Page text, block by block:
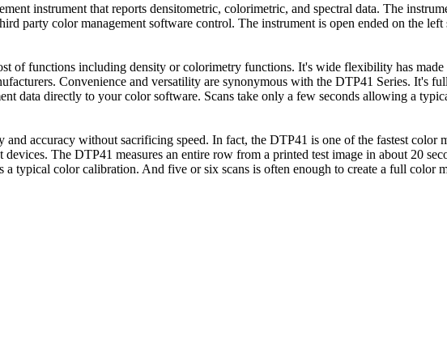
instrument that reports densitometric, colorimetric, and spectral data. The
party color management software control. The instrument is open ended on the
of functions including density or colorimetry functions. It's wide flexibility has
Convenience and versatility are synonymous with the DTP41 Series. It's
data directly to your color software. Scans take only a few seconds allowing a
accuracy without sacrificing speed. In fact, the DTP41 is one of the fastest color
The DTP41 measures an entire row from a printed test image in about 20
typical color calibration. And five or six scans is often enough to create a full color